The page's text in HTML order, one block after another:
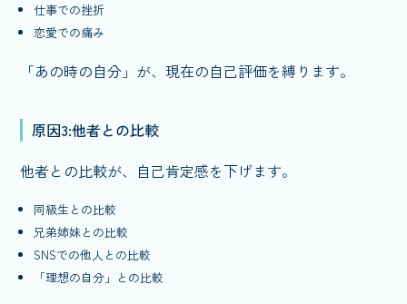
仕事での挫折
恋愛での痛み
「あの時の自分」が、現在の自己評価を縛ります。
原因3:他者との比較
他者との比較が、自己肯定感を下げます。
同級生との比較
兄弟姉妹との比較
SNSでの他人との比較
「理想の自分」との比較